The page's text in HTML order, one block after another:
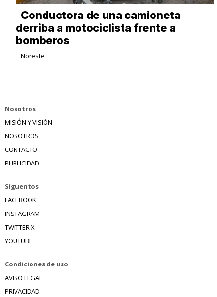
Conductora de una camioneta
derriba a motociclista frente a
bomberos
Noreste
Nosotros
MISIÓN Y VISIÓN
NOSOTROS
CONTACTO
PUBLICIDAD
Síguentos
FACEBOOK
INSTAGRAM
TWITTER X
YOUTUBE
Condiciones de uso
AVISO LEGAL
PRIVACIDAD